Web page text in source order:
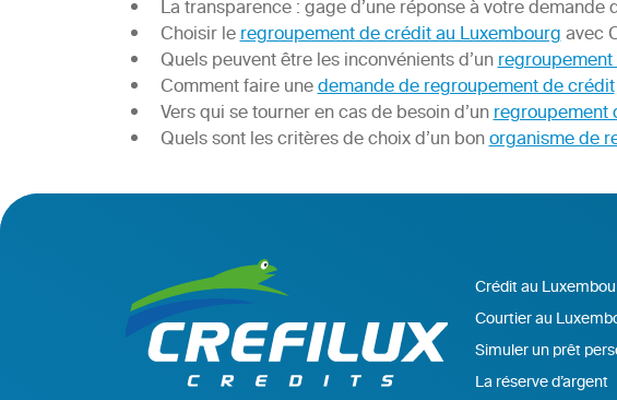
La transparence : gage d’une réponse à votre demande
Choisir leregroupement de crédit au Luxembourgavec
Quels peuvent être les inconvénients d’un
Comment faire unedemande de regroupement de crédit
Vers qui se tourner en cas de besoin d’unregroupement
Quels sont les critères de choix d’un bonorganisme de
Crédit au
Courtier au
Simuler un prêt
La réserve d’argent